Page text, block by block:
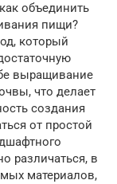
объединить
пищи?
который
выращивание
что делает
создания
от простой
различаться, в
материалов,